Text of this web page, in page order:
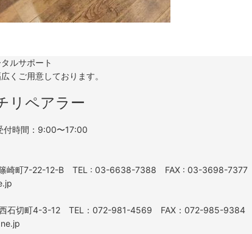
ルサポート
くご用意しております。
リペアラー
付時間：9:00〜17:00
篠崎町7-22-12-B TEL : 03-6638-7388 FAX : 03-3698-7377
西石切町4-3-12 TEL：072-981-4569 FAX：072-985-9384